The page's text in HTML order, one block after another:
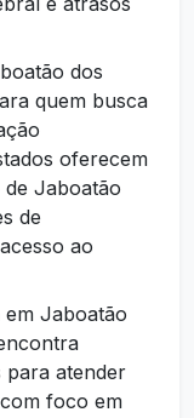
dos
quem busca
oferecem
Jaboatão
de
ao
Jaboatão
para atender
foco em